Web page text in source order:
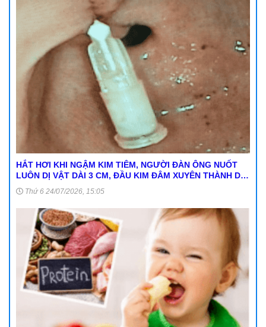
HẮT HƠI KHI NGẬM KIM TIÊM, NGƯỜI ĐÀN ÔNG NUỐT
LUÔN DỊ VẬT DÀI 3 CM, ĐẦU KIM ĐÂM XUYÊN THÀNH DẠ
DÀY
Thứ 6 24/07/2026, 15:05